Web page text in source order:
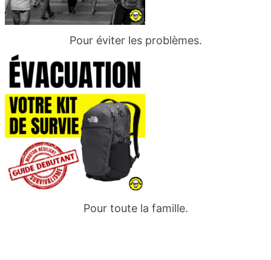
Pour éviter les problèmes.
Pour toute la famille.